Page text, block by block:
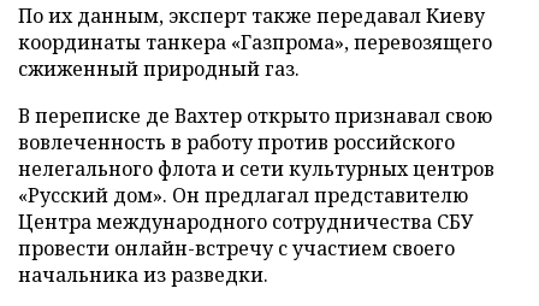
По их данным, эксперт также передавал Киеву
координаты танкера «Газпрома», перевозящего
сжиженный природный газ.
В переписке де Вахтер открыто признавал свою
вовлеченность в работу против российского
нелегального флота и сети культурных центров
«Русский дом». Он предлагал представителю
Центра международного сотрудничества СБУ
провести онлайн-встречу с участием своего
начальника из разведки.